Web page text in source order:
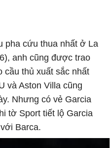
pha cứu thua nhất ở La
anh cũng được trao
cầu thủ xuất sắc nhất
và Aston Villa cũng
Nhưng có vẻ Garcia
tờ Sport tiết lộ Garcia
Barca.